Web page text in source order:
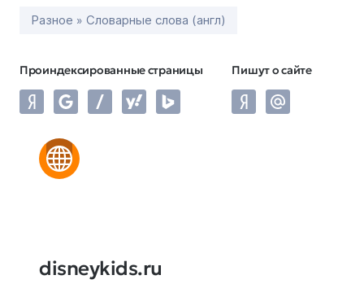
Разное » Словарные слова (англ)
Проиндексированные страницы Пишут о сайте
disneykids.ru